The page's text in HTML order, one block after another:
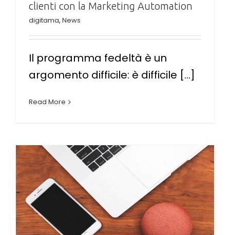
clienti con la Marketing Automation
digitama, News
Il programma fedeltà è un
argomento difficile: è difficile [...]
Read More